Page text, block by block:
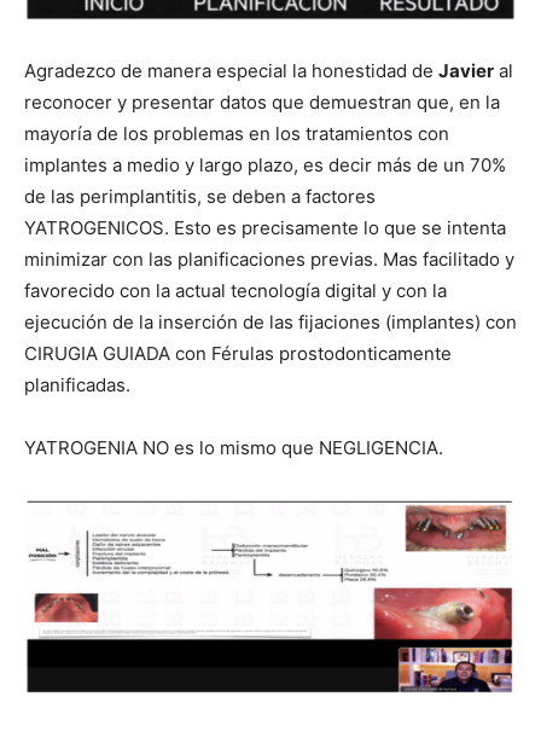
Agradezco de manera especial la honestidad de Javier al
reconocer y presentar datos que demuestran que, en la
mayoría de los problemas en los tratamientos con
implantes a medio y largo plazo, es decir más de un 70%
de las perimplantitis, se deben a factores
YATROGENICOS. Esto es precisamente lo que se intenta
minimizar con las planificaciones previas. Mas facilitado y
favorecido con la actual tecnología digital y con la
ejecución de la inserción de las fijaciones (implantes) con
CIRUGIA GUIADA con Férulas prostodonticamente
planificadas.
YATROGENIA NO es lo mismo que NEGLIGENCIA.